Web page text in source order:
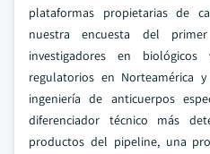
plataformas propietarias de
nuestra encuesta del
investigadores en biológicos
regulatorios en Norteamérica
ingeniería de anticuerpos
diferenciador técnico más
productos del pipeline, una